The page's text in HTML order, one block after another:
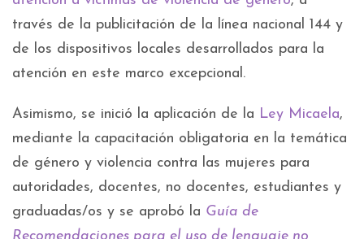
través de la publicitación de la línea nacional 144 y
de los dispositivos locales desarrollados para la
atención en este marco excepcional.
Asimismo, se inició la aplicación de la Ley Micaela,
mediante la capacitación obligatoria en la temática
de género y violencia contra las mujeres para
autoridades, docentes, no docentes, estudiantes y
graduadas/os y se aprobó la Guía de